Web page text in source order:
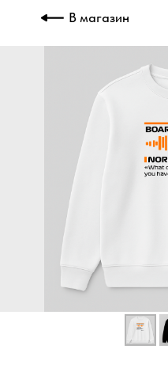
В магазин